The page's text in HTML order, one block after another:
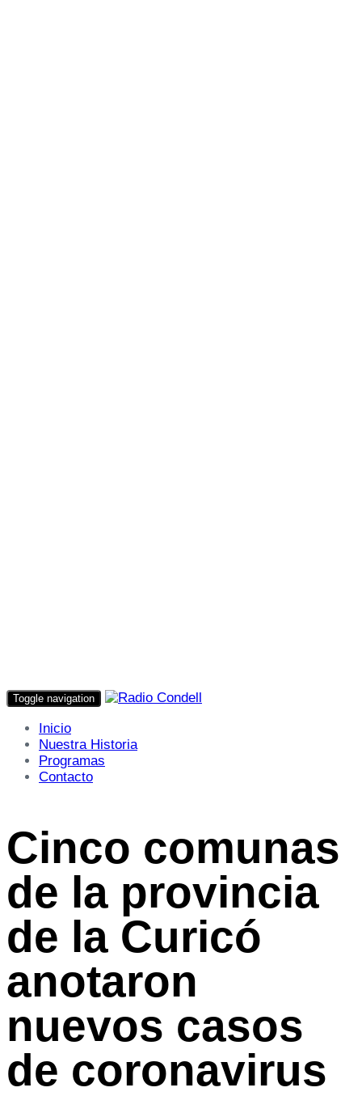
Toggle navigation
Inicio
Nuestra Historia
Programas
Contacto
Cinco comunas
de la provincia
de la Curicó
anotaron
nuevos casos
de coronavirus